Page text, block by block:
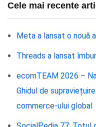
Cele mai recente
Meta a lansat o nouă
Threads a lansat
ecomTEAM 2026 –
Ghidul de
commerce-ului global